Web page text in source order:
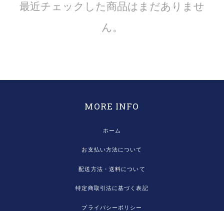
最近チェックした商品はまだありませ
ん。
MORE INFO
ホーム
お支払い方法について
配送方法・送料について
特定商取引法に基づく表記
プライバシーポリシー